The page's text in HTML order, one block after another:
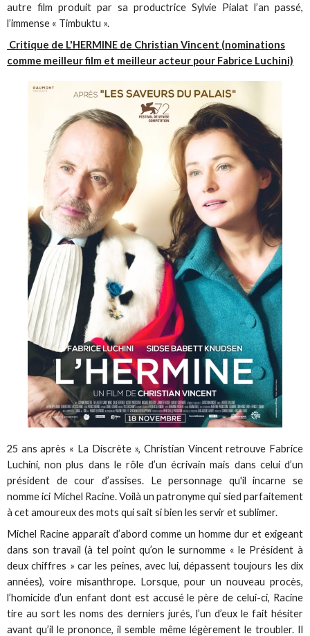
autre film produit par sa productrice Sylvie Pialat l’an passé,
l’immense « Timbuktu ».
Critique de L'HERMINE de Christian Vincent (nominations
comme meilleur film et meilleur acteur pour Fabrice Luchini)
25 ans après « La Discrète », Christian Vincent retrouve Fabrice
Luchini, non plus dans le rôle d’un écrivain mais dans celui d’un
président de cour d’assises. Le personnage qu'il incarne se
nomme ici Michel Racine. Voilà un patronyme qui sied parfaitement
à cet amoureux des mots qui sait si bien les servir et sublimer.
Michel Racine apparaît d’abord comme un homme dur et exigeant
dans son travail (à tel point qu’on le surnomme « le Président à
deux chiffres » car les peines, avec lui, dépassent toujours les dix
années), voire misanthrope. Lorsque, pour un nouveau procès,
l’homicide d’un enfant dont est accusé le père de celui-ci, Racine
tire au sort les noms des derniers jurés, l’un d’eux le fait hésiter
avant qu’il le prononce, il semble même légèrement le troubler. Il